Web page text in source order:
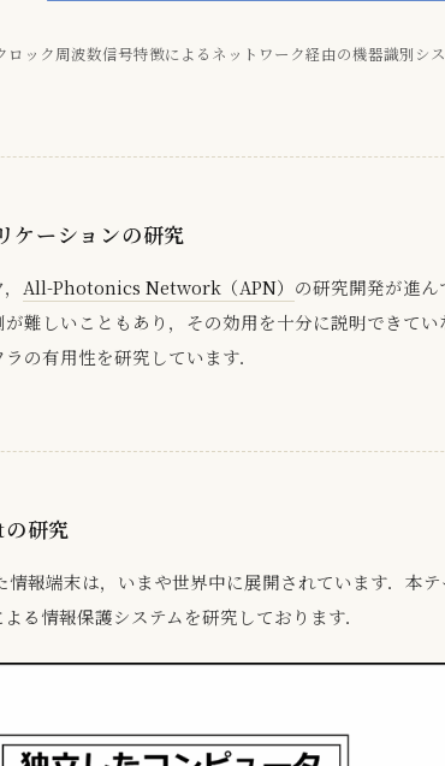
ロック周波数信号特徴によるネットワーク経由の機器識別シ
ーションの研究
All-Photonics Network（APN） の研究開発が進
難しいこともあり，その効用を十分に説明できて
の有用性を研究しています．
研究
報端末は，いまや世界中に展開されています．本
情報保護システムを研究しております．